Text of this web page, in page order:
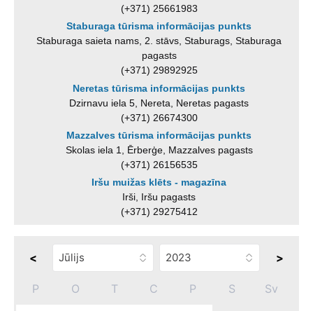
(+371) 25661983
Staburaga tūrisma informācijas punkts
Staburaga saieta nams, 2. stāvs, Staburags, Staburaga
pagasts
(+371) 29892925
Neretas tūrisma informācijas punkts
Dzirnavu iela 5, Nereta, Neretas pagasts
(+371) 26674300
Mazzalves tūrisma informācijas punkts
Skolas iela 1, Ērberģe, Mazzalves pagasts
(+371) 26156535
Iršu muižas klēts - magazīna
Irši, Iršu pagasts
(+371) 29275412
< >
P O T C P S Sv